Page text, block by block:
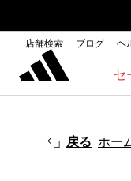
店舗検索 ブログ ヘ
セ
戻る ホー